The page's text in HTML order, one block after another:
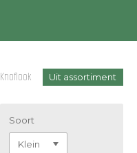
Knoflook Uit assortiment
Soort